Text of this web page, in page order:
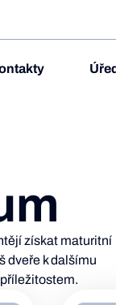
získat maturitní
dveře k dalšímu